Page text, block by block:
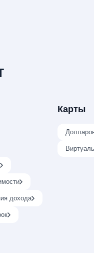
дохода
Карты